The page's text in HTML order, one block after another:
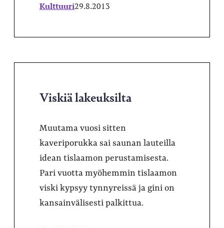
Kulttuuri29.8.2013
Viskiä lakeuksilta
Muutama vuosi sitten
kaveriporukka sai saunan lauteilla
idean tislaamon perustamisesta.
Pari vuotta myöhemmin tislaamon
viski kypsyy tynnyreissä ja gini on
kansainvälisesti palkittua.